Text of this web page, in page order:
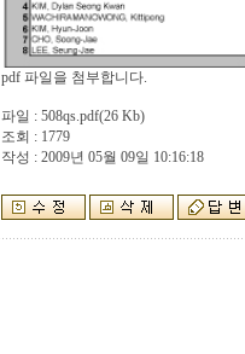
pdf 파일을 첨부합니다.
파일 : 508qs.pdf(26 Kb)
조회 : 1779
작성 : 2009년 05월 09일 10:16:18